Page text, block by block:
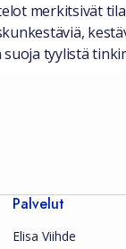
merkitsivät
tyylistä
Palvelut
Elisa Viihde